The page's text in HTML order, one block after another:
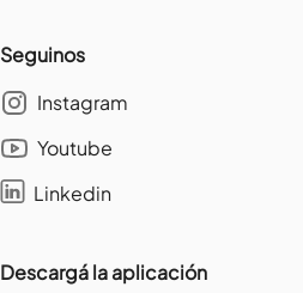
Seguinos
Instagram
Youtube
Linkedin
Descargá la aplicación